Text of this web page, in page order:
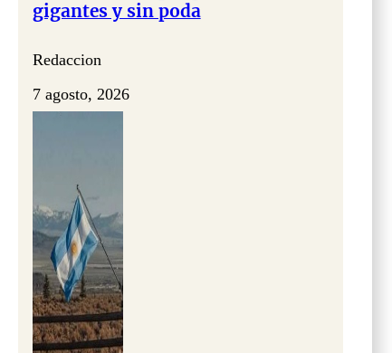
gigantes y sin poda
Redaccion
7 agosto, 2026